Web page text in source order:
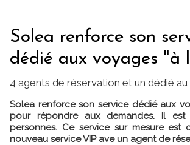
Solea renforce son
dédié aux voyages "à
4 agents de réservation et un dédié au
Solea renforce son service dédié aux
pour répondre aux demandes. Il
personnes. Ce service sur mesure est
nouveau service VIP ave un agent de